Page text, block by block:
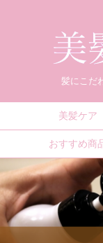
髪にこだ
美髪ケア
おすすめ商